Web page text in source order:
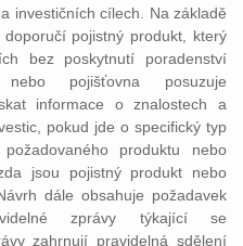
investičních cílech. Na základě
pojistný produkt, který
bez poskytnutí poradenství
nebo pojišťovna posuzuje
informace o znalostech a
pokud jde o specifický typ
produktu nebo
jsou pojistný produkt nebo
dále obsahuje požadavek
zprávy týkající se
zahrnují pravidelná sdělení